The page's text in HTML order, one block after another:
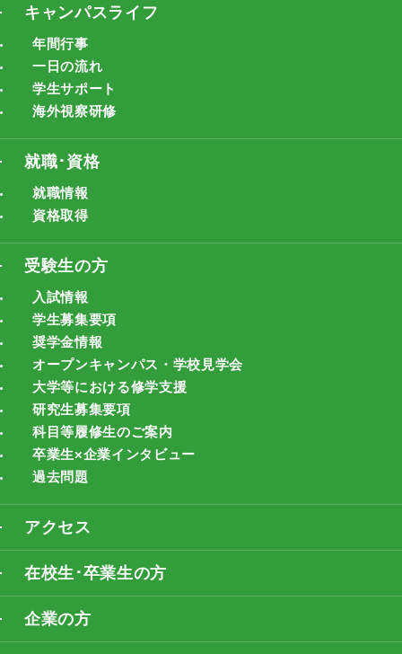
キャンパスライフ
年間行事
一日の流れ
学生サポート
海外視察研修
就職･資格
就職情報
資格取得
受験生の方
入試情報
学生募集要項
奨学金情報
オープンキャンパス・学校見学会
大学等における修学支援
研究生募集要項
科目等履修生のご案内
卒業生×企業インタビュー
過去問題
アクセス
在校生･卒業生の方
企業の方